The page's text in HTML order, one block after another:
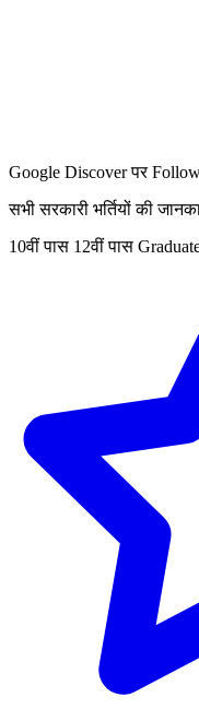
Google Discover पर
सभी सरकारी भर्तियों की
10वीं पास 12वीं पास